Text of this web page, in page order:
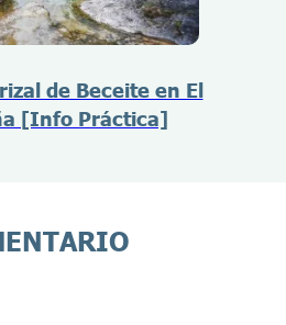
de Beceite en El
[Info Práctica]